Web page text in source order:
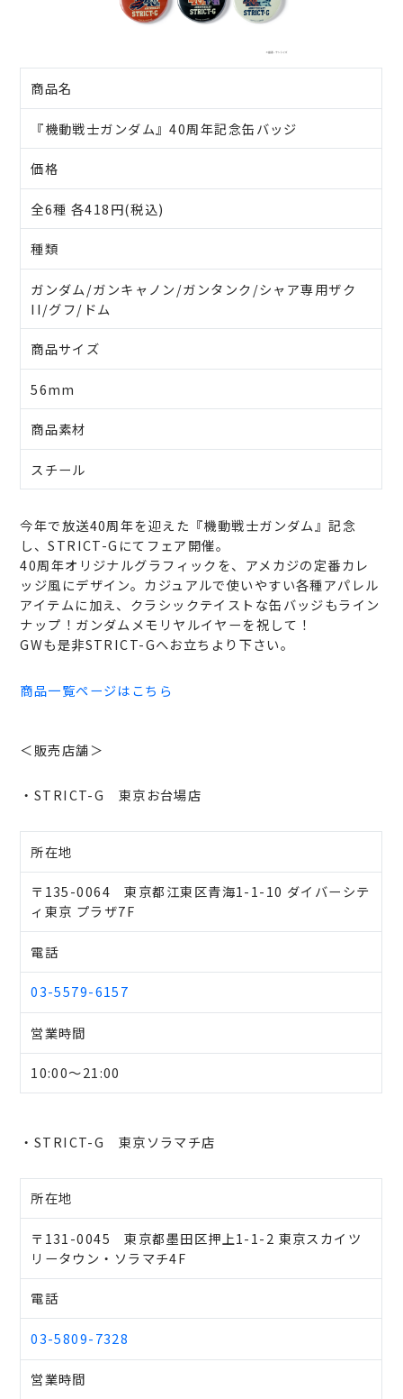
商品名
『機動戦士ガンダム』40周年記念缶バッジ
価格
全6種 各418円(税込)
種類
ガンダム/ガンキャノン/ガンタンク/シャア専用ザク
II/グフ/ドム
商品サイズ
56mm
商品素材
スチール
今年で放送40周年を迎えた『機動戦士ガンダム』記念
し、STRICT-Gにてフェア開催。
40周年オリジナルグラフィックを、アメカジの定番カレ
ッジ風にデザイン。カジュアルで使いやすい各種アパレル
アイテムに加え、クラシックテイストな缶バッジもライン
ナップ！ガンダムメモリヤルイヤーを祝して！
GWも是非STRICT-Gへお立ちより下さい。
商品一覧ページはこちら
＜販売店舗＞
・STRICT-G 東京お台場店
所在地
〒135-0064 東京都江東区青海1-1-10 ダイバーシテ
ィ東京 プラザ7F
電話
03-5579-6157
営業時間
10:00～21:00
・STRICT-G 東京ソラマチ店
所在地
〒131-0045 東京都墨田区押上1-1-2 東京スカイツ
リータウン・ソラマチ4F
電話
03-5809-7328
営業時間